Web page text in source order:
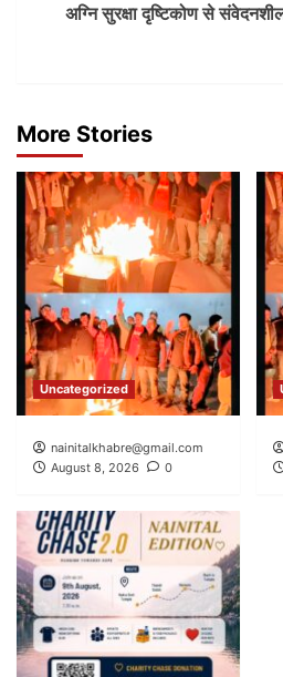
अग्नि सुरक्षा दृष्टिकोण से
More Stories
Uncategorized
nainitalkhabre@gmail.com
August 8, 2026
0